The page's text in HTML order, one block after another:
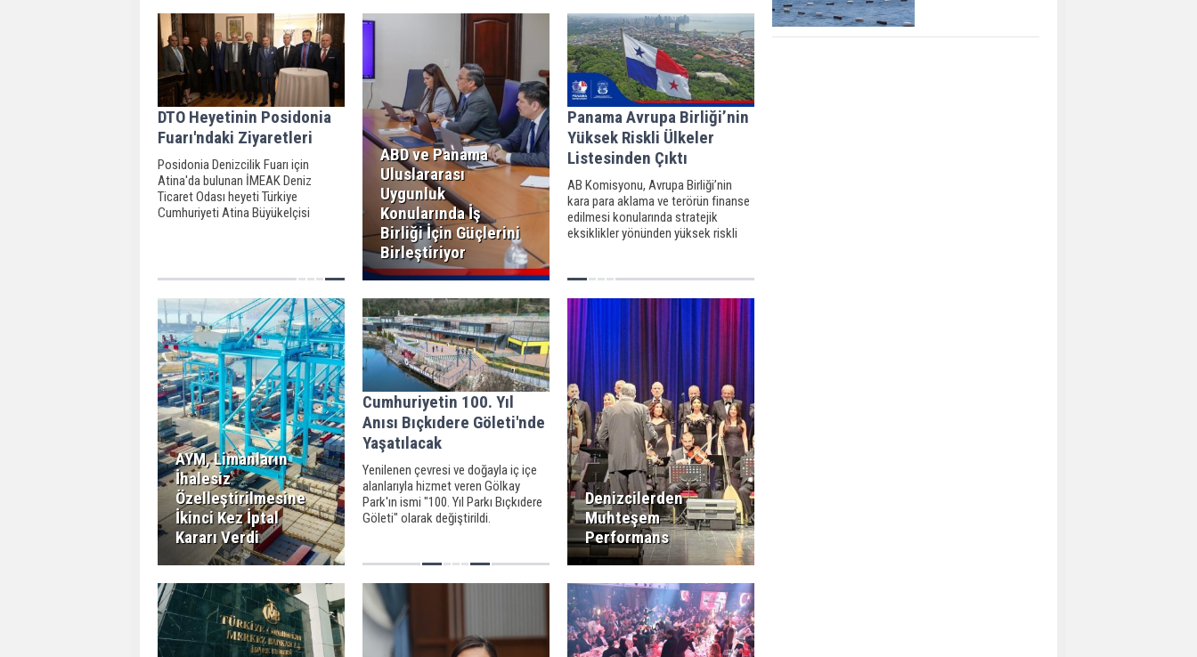
DTO Heyetinin Posidonia
Fuarı'ndaki Ziyaretleri
Posidonia Denizcilik Fuarı için
Atina'da bulunan İMEAK Deniz
Ticaret Odası heyeti Türkiye
Cumhuriyeti Atina Büyükelçisi
ABD ve Panama
Uluslararası
Uygunluk
Konularında İş
Birliği İçin Güçlerini
Birleştiriyor
Panama Avrupa Birliği’nin
Yüksek Riskli Ülkeler
Listesinden Çıktı
AB Komisyonu, Avrupa Birliği’nin
kara para aklama ve terörün finanse
edilmesi konularında stratejik
eksiklikler yönünden yüksek riskli
AYM, Limanların
İhalesiz
Özelleştirilmesine
İkinci Kez İptal
Kararı Verdi
Cumhuriyetin 100. Yıl
Anısı Bıçkıdere Göleti'nde
Yaşatılacak
Yenilenen çevresi ve doğayla iç içe
alanlarıyla hizmet veren Gölkay
Park'ın ismi "100. Yıl Parkı Bıçkıdere
Göleti" olarak değiştirildi.
Denizcilerden
Muhteşem
Performans